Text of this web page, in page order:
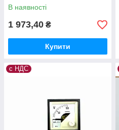
В наявності
1 973,40 ₴
Купити
с НДС